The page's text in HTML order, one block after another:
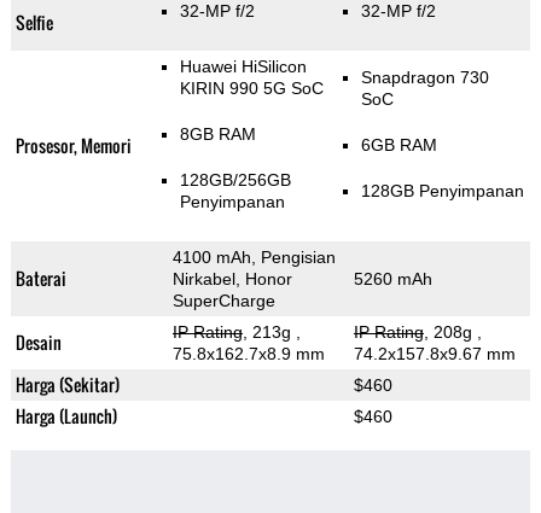
Selfie 32-MP f/2 32-MP f/2
Prosesor, Memori
Huawei HiSilicon
KIRIN 990 5G SoC
8GB RAM
128GB/256GB
Penyimpanan
Snapdragon 730
SoC
6GB RAM
128GB Penyimpanan
Baterai
4100 mAh, Pengisian
Nirkabel, Honor
SuperCharge
5260 mAh
Desain IP Rating, 213g
75.8x162.7x8.9 mm
IP Rating, 208g
74.2x157.8x9.67 mm
Harga (Sekitar) $460
Harga (Launch) $460